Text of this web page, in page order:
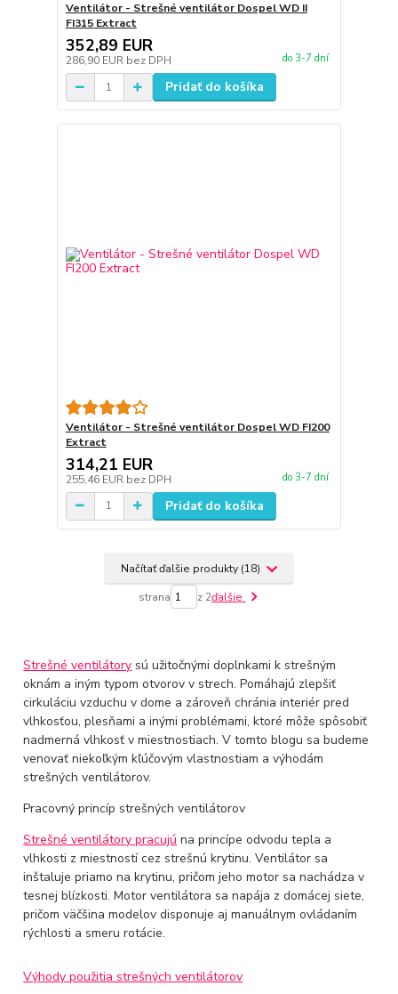
Ventilátor - Strešné ventilátor Dospel WD II
FI315 Extract
352,89 EUR
286,90 EUR bez DPH do 3-7 dní
Pridať do košíka
Ventilátor - Strešné ventilátor Dospel WD FI200
Extract
314,21 EUR
255,46 EUR bez DPH do 3-7 dní
Pridať do košíka
Načítať ďalšie produkty (18)
strana z 2ďalšie
Strešné ventilátory sú užitočnými doplnkami k strešným
oknám a iným typom otvorov v strech. Pomáhajú zlepšiť
cirkuláciu vzduchu v dome a zároveň chránia interiér pred
vlhkosťou, plesňami a inými problémami, ktoré môže spôsobiť
nadmerná vlhkosť v miestnostiach. V tomto blogu sa budeme
venovať niekoľkým kľúčovým vlastnostiam a výhodám
strešných ventilátorov.
Pracovný princíp strešných ventilátorov
Strešné ventilátory pracujú na princípe odvodu tepla a
vlhkosti z miestností cez strešnú krytinu. Ventilátor sa
inštaluje priamo na krytinu, pričom jeho motor sa nachádza v
tesnej blízkosti. Motor ventilátora sa napája z domácej siete,
pričom väčšina modelov disponuje aj manuálnym ovládaním
rýchlosti a smeru rotácie.
Výhody použitia strešných ventilátorov